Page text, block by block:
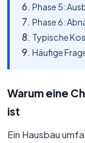
Phase 5:
Phase 6:
Typische
Häufige
Warum eine
ist
Ein Hausbau